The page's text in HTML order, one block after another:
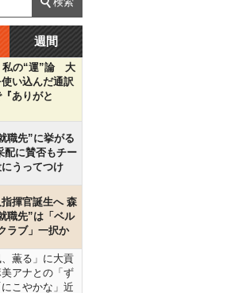
週間
私の“運”論 大
い込んだ通訳
ありがと
職先”に挙がる
配に賛否もチー
うってつけ
揮官誕生へ 森
職先”は「ベル
ラブ」一択か
薫る」に大貢
アナとの「ず
こやかな」近